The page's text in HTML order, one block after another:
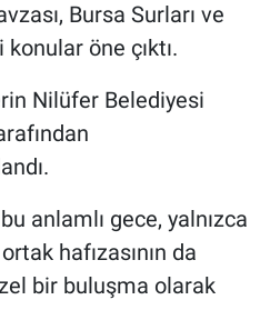
Bursa Surları ve
öne çıktı.
Nilüfer Belediyesi
anlamlı gece, yalnızca
hafızasının da
bir buluşma olarak